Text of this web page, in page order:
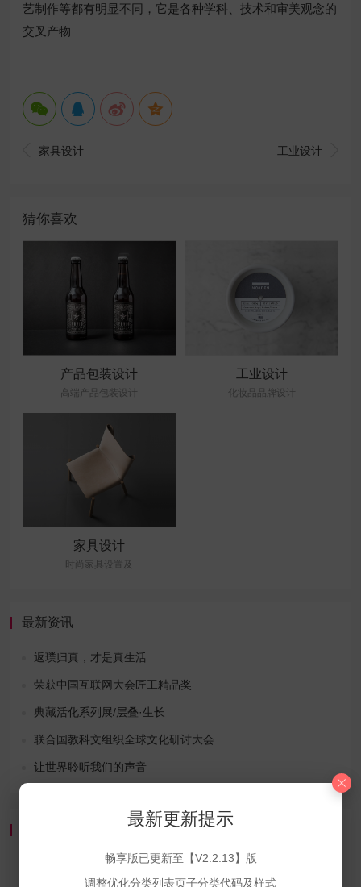
艺制作等都有明显不同，它是各种学科、技术和审美观念的
交叉产物
家具设计 工业设计
猜你喜欢
产品包装设计
高端产品包装设计
工业设计
化妆品品牌设计
家具设计
时尚家具设置及
最新资讯
返璞归真，才是真生活
荣获中国互联网大会匠工精品奖
典藏活化系列展/层叠·生长
联合国教科文组织全球文化研讨大会
让世界聆听我们的声音
最新更新提示
畅享版已更新至【V2.2.13】版
调整优化分类列表页子分类代码及样式